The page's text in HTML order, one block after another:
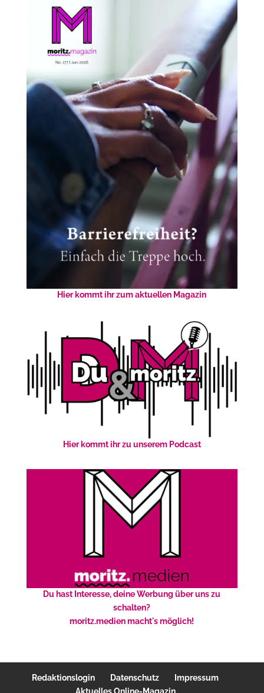
Hier kommt ihr zum aktuellen Magazin
Hier kommt ihr zu unserem Podcast
Du hast Interesse, deine Werbung über uns zu
schalten?
moritz.medien macht's möglich!
Redaktionslogin Datenschutz
Impressum